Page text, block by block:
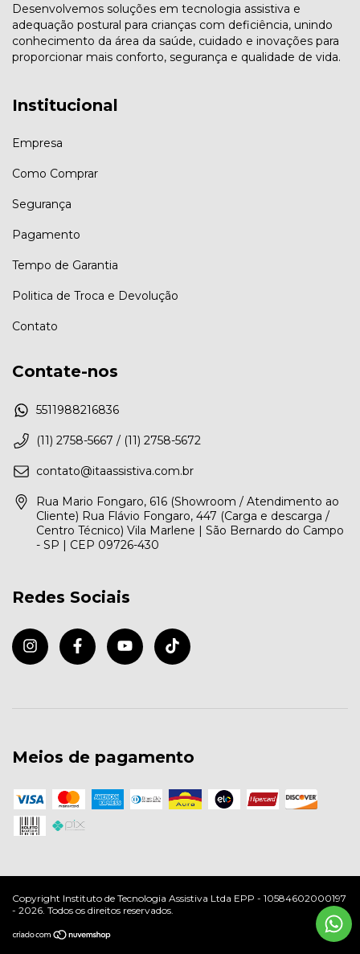
Desenvolvemos soluções em tecnologia assistiva e
adequação postural para crianças com deficiência, unindo
conhecimento da área da saúde, cuidado e inovações para
proporcionar mais conforto, segurança e qualidade de vida.
Institucional
Empresa
Como Comprar
Segurança
Pagamento
Tempo de Garantia
Politica de Troca e Devolução
Contato
Contate-nos
5511988216836
(11) 2758-5667 / (11) 2758-5672
contato@itaassistiva.com.br
Rua Mario Fongaro, 616 (Showroom / Atendimento ao
Cliente) Rua Flávio Fongaro, 447 (Carga e descarga /
Centro Técnico) Vila Marlene | São Bernardo do Campo
- SP | CEP 09726-430
Redes Sociais
Meios de pagamento
Copyright Instituto de Tecnologia Assistiva Ltda EPP - 10584602000197
- 2026. Todos os direitos reservados.